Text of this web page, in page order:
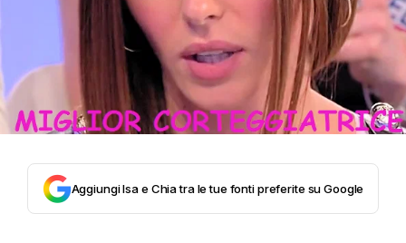
Aggiungi Isa e Chia tra le tue fonti preferite su Google